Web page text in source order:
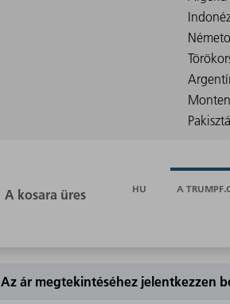
HU A
Az ár megtekintéséhez jelentkezzen